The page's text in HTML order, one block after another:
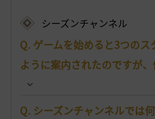
シーズンチャンネル
Q. ゲームを始めると3つの
ように案内されたのですが
Q. シーズンチャンネルでは